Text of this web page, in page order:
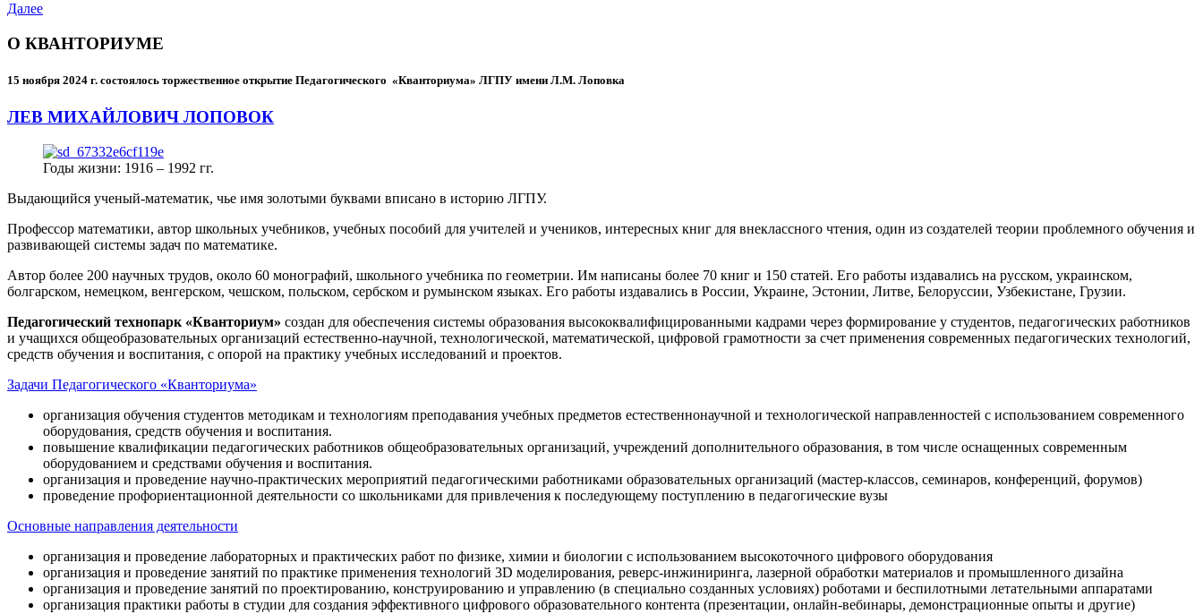
Далее
О КВАНТОРИУМЕ
15 ноября 2024 г. состоялось торжественное открытие Педагогического «Кванториума» ЛГПУ имени Л.М. Лоповка
ЛЕВ МИХАЙЛОВИЧ ЛОПОВОК
Годы жизни: 1916 – 1992 гг.
Выдающийся ученый-математик, чье имя золотыми буквами вписано в историю ЛГПУ.
Профессор математики, автор школьных учебников, учебных пособий для учителей и учеников, интересных книг для внеклассного чтения, один из создателей теории проблемного обучения и
развивающей системы задач по математике.
Автор более 200 научных трудов, около 60 монографий, школьного учебника по геометрии. Им написаны более 70 книг и 150 статей. Его работы издавались на русском, украинском,
болгарском, немецком, венгерском, чешском, польском, сербском и румынском языках. Его работы издавались в России, Украине, Эстонии, Литве, Белоруссии, Узбекистане, Грузии.
Педагогический технопарк «Кванториум» создан для обеспечения системы образования высококвалифицированными кадрами через формирование у студентов, педагогических работников
и учащихся общеобразовательных организаций естественно-научной, технологической, математической, цифровой грамотности за счет применения современных педагогических технологий,
средств обучения и воспитания, с опорой на практику учебных исследований и проектов.
Задачи Педагогического «Кванториума»
организация обучения студентов методикам и технологиям преподавания учебных предметов естественнонаучной и технологической направленностей с использованием современного
оборудования, средств обучения и воспитания.
повышение квалификации педагогических работников общеобразовательных организаций, учреждений дополнительного образования, в том числе оснащенных современным
оборудованием и средствами обучения и воспитания.
организация и проведение научно-практических мероприятий педагогическими работниками образовательных организаций (мастер-классов, семинаров, конференций, форумов)
проведение профориентационной деятельности со школьниками для привлечения к последующему поступлению в педагогические вузы
Основные направления деятельности
организация и проведение лабораторных и практических работ по физике, химии и биологии с использованием высокоточного цифрового оборудования
организация и проведение занятий по практике применения технологий 3D моделирования, реверс-инжиниринга, лазерной обработки материалов и промышленного дизайна
организация и проведение занятий по проектированию, конструированию и управлению (в специально созданных условиях) роботами и беспилотными летательными аппаратами
организация практики работы в студии для создания эффективного цифрового образовательного контента (презентации, онлайн-вебинары, демонстрационные опыты и другие)